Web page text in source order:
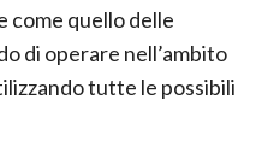
come quello delle
di operare nell’ambito
tutte le possibili